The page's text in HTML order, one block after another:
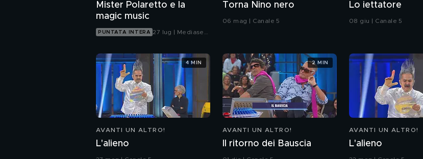
Mister Polaretto e la
magic music
PUNTATA INTERA 27 lug | Mediaset
Torna Nino nero
06 mag | Canale 5
Lo iettatore
08 giu | Canale 5
AVANTI UN ALTRO!
L'alieno
4 MIN
AVANTI UN ALTRO!
Il ritorno dei Bauscia
2 MIN
AVANTI UN ALTRO!
L'alieno